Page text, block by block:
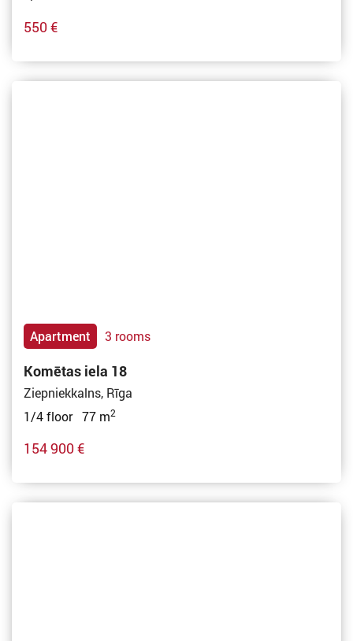
550 €
Apartment 3 rooms
Komētas iela 18
Ziepniekkalns, Rīga
1/4 floor 77 m2
154 900 €